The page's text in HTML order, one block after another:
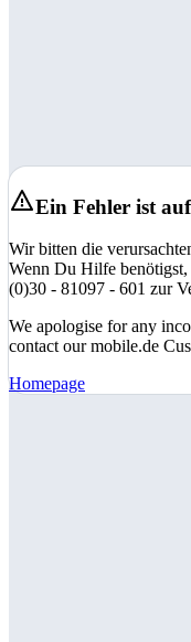
Ein Fehler ist
Wir bitten die
Wenn Du Hilfe
(0)30 - 81097 - 601 zur
We apologise for any
contact our mobile.de
Homepage